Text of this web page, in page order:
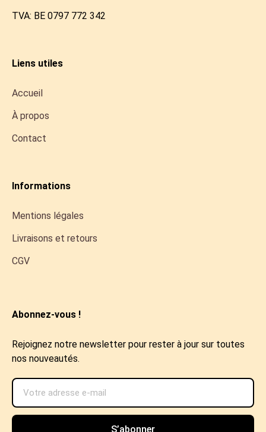
TVA: BE 0797 772 342
Liens utiles
Accueil
À propos
Contact
Informations
Mentions légales
Livraisons et retours
CGV
Abonnez-vous !
Rejoignez notre newsletter pour rester à jour sur toutes
nos nouveautés.
S’abonner